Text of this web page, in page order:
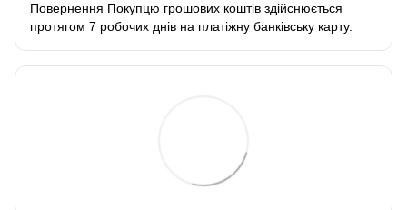
Повернення Покупцю грошових коштів здійснюється
протягом 7 робочих днів на платіжну банківську карту.